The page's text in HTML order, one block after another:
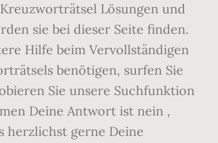
Lösungen und
sie bei dieser Seite finden.
Hilfe beim Vervollständigen
benötigen, surfen Sie
Sie unsere Suchfunktion
Deine Antwort ist nein ,
herzlichst gerne Deine